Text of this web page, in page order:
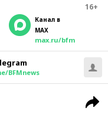
16+
Канал в
MAX
max.ru/bfm
BFMnews